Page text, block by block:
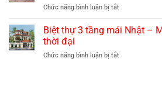
chi
hợp
3
có
đẹp,
Chức năng bình luận bị tắtở
phá
biệt
Biệt thự 3 tầng mái Nhật –
thời đại
Chức năng bình luận bị tắtở